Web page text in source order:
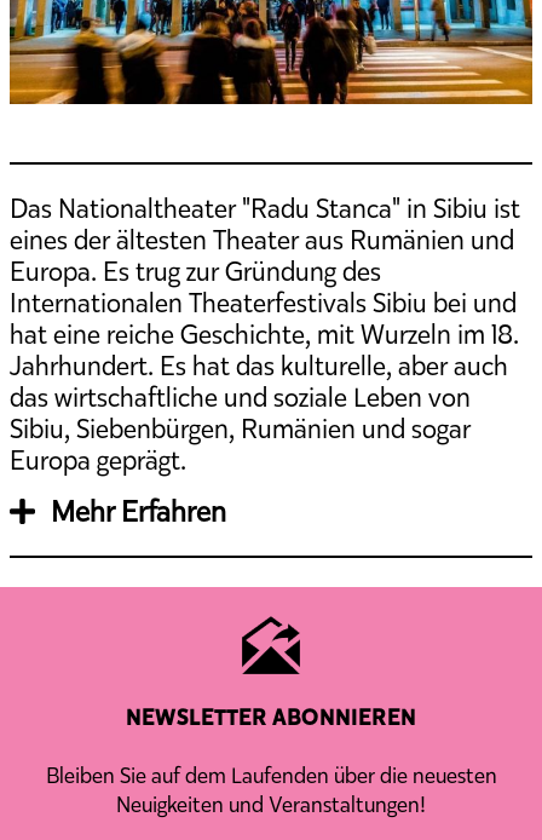
Das Nationaltheater "Radu Stanca" in Sibiu ist
eines der ältesten Theater aus Rumänien und
Europa. Es trug zur Gründung des
Internationalen Theaterfestivals Sibiu bei und
hat eine reiche Geschichte, mit Wurzeln im 18.
Jahrhundert. Es hat das kulturelle, aber auch
das wirtschaftliche und soziale Leben von
Sibiu, Siebenbürgen, Rumänien und sogar
Europa geprägt.
Mehr Erfahren
NEWSLETTER ABONNIEREN
Bleiben Sie auf dem Laufenden über die neuesten
Neuigkeiten und Veranstaltungen!